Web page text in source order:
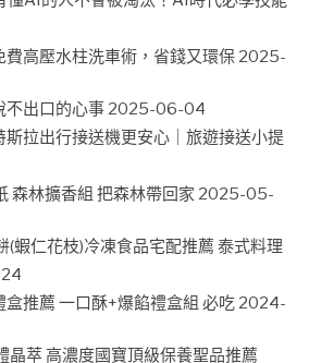
高壓水柱洗車術，省錢又環保 2025-
不出口的心事 2025-06-04
拉出行接送機更安心｜旅遊接送小提
森林擴香組 把森林帶回家 2025-05-
(蝦仁花枝)冷凍食品宅配推薦 泰式料理
盒推薦 一口酥+爆餡禮盒組 必吃 2024-
晶萃 高濃度國寶頂級保養聖品推薦